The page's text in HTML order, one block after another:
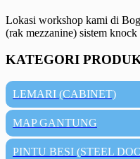
Lokasi workshop kami di
(rak mezzanine) sistem
KATEGORI
LEMARI (CABINET)
MAP GANTUNG
PINTU BESI (STEEL